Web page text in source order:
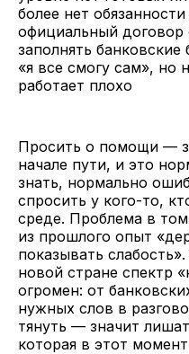
более нет
официальный договор
заполнять
«я все смогу сам», но
работает плохо
Просить о помощи —
начале пути, и это
знать, нормально
спросить у кого-то,
среде. Проблема в
из прошлого опыт
показывать
новой стране спектр
огромен: от
нужных слов в
тянуть — значит
которая в этот